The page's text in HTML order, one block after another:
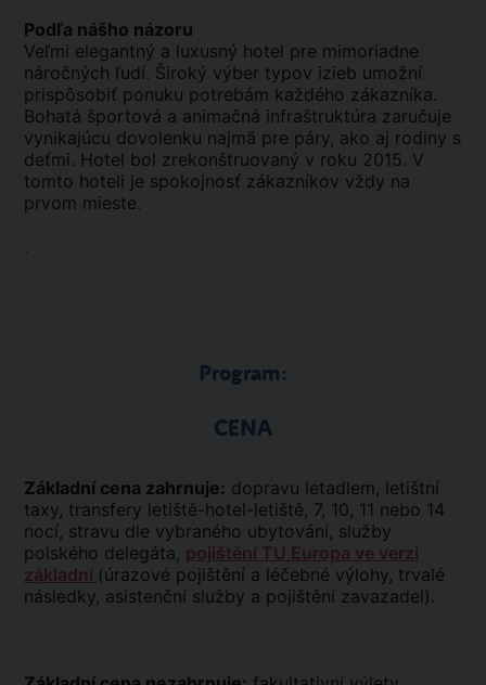
Podľa nášho názoru
Veľmi elegantný a luxusný hotel pre mimoriadne
náročných ľudí. Široký výber typov izieb umožní
prispôsobiť ponuku potrebám každého zákazníka.
Bohatá športová a animačná infraštruktúra zaručuje
vynikajúcu dovolenku najmä pre páry, ako aj rodiny s
deťmi. Hotel bol zrekonštruovaný v roku 2015. V
tomto hoteli je spokojnosť zákazníkov vždy na
prvom mieste.
.
Program:
CENA
Základní cena zahrnuje: dopravu letadlem, letištní
taxy, transfery letiště-hotel-letiště, 7, 10, 11 nebo 14
nocí, stravu dle vybraného ubytování, služby
polského delegáta, pojištění TU Europa ve verzi
základní (úrazové pojištění a léčebné výlohy, trvalé
následky, asistenční služby a pojištění zavazadel).